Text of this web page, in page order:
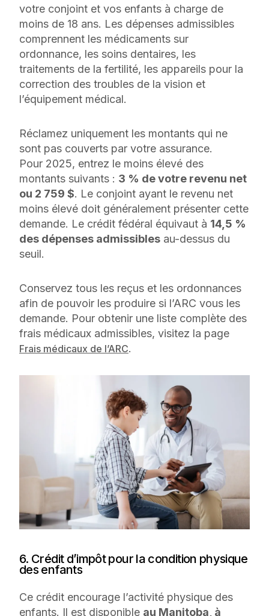
votre conjoint et vos enfants à charge de
moins de 18 ans. Les dépenses admissibles
comprennent les médicaments sur
ordonnance, les soins dentaires, les
traitements de la fertilité, les appareils pour la
correction des troubles de la vision et
l’équipement médical.
Réclamez uniquement les montants qui ne
sont pas couverts par votre assurance.
Pour 2025, entrez le moins élevé des
montants suivants : 3 % de votre revenu net
ou 2 759 $. Le conjoint ayant le revenu net
moins élevé doit généralement présenter cette
demande. Le crédit fédéral équivaut à 14,5 %
des dépenses admissibles au-dessus du
seuil.
Conservez tous les reçus et les ordonnances
afin de pouvoir les produire si l’ARC vous les
demande. Pour obtenir une liste complète des
frais médicaux admissibles, visitez la page
Frais médicaux de l’ARC.
6. Crédit d’impôt pour la condition physique
des enfants
Ce crédit encourage l’activité physique des
enfants. Il est disponible au Manitoba, à